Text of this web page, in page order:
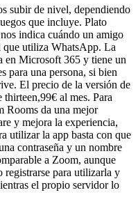
subir de nivel, dependiendo
que incluye. Plato
indica cuándo un amigo
que utiliza WhatsApp. La
en Microsoft 365 y tiene un
para una persona, si bien
El precio de la versión de
al mes. Para
Rooms da una mejor
y mejora la experiencia,
utilizar la app basta con que
contraseña y un nombre
a Zoom, aunque
registrarse para utilizarla y
el propio servidor lo